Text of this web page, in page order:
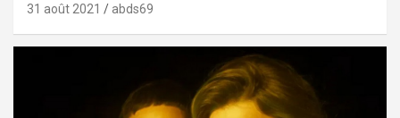
31 août 2021 abds69